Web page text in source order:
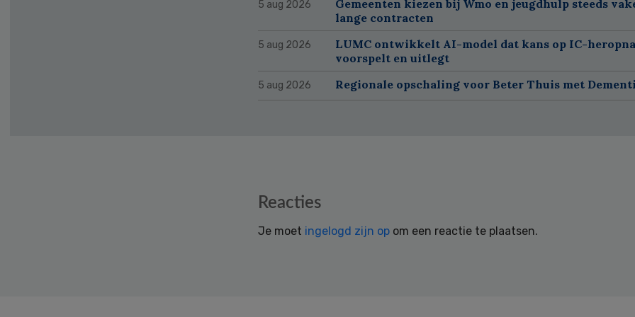
5 aug 2026
Gemeenten kiezen bij Wmo en jeugdhulp steeds
lange contracten
5 aug 2026
LUMC ontwikkelt AI-model dat kans op IC-
voorspelt en uitlegt
5 aug 2026 Regionale opschaling voor Beter Thuis met
Reacties
Je moet ingelogd zijn op om een reactie te plaatsen.